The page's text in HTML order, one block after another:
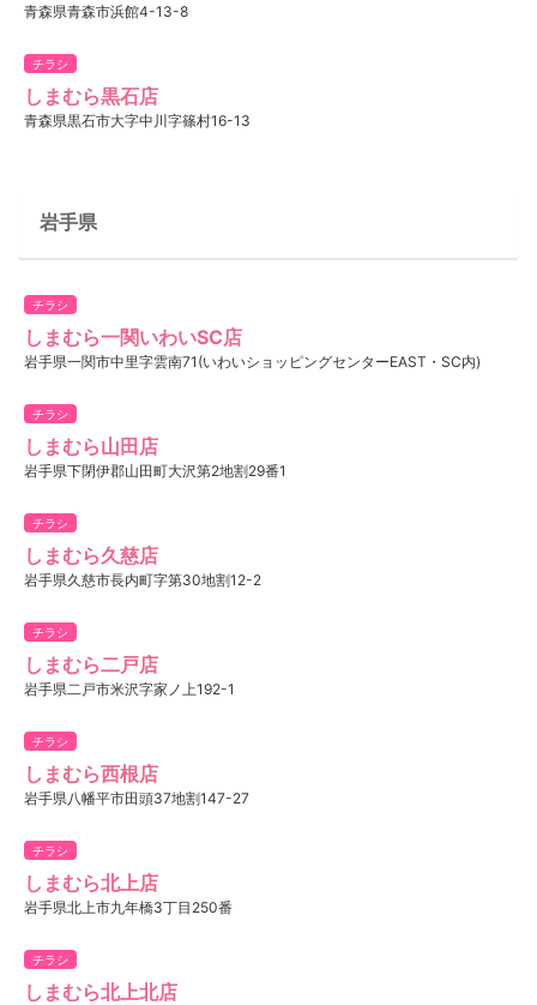
青森県青森市浜館4-13-8
チラシ
しまむら黒石店
青森県黒石市大字中川字篠村16-13
岩手県
チラシ
しまむら一関いわいSC店
岩手県一関市中里字雲南71(いわいショッピングセンターEAST・SC内)
チラシ
しまむら山田店
岩手県下閉伊郡山田町大沢第2地割29番1
チラシ
しまむら久慈店
岩手県久慈市長内町字第30地割12-2
チラシ
しまむら二戸店
岩手県二戸市米沢字家ノ上192-1
チラシ
しまむら西根店
岩手県八幡平市田頭37地割147-27
チラシ
しまむら北上店
岩手県北上市九年橋3丁目250番
チラシ
しまむら北上北店